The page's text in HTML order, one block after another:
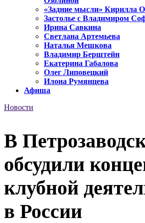
«Задние мысли» Кирилла
Застолье с Владимиром
Ирина Савкина
Светлана Артемьева
Наталья Мешкова
Владимир Берштейн
Екатерина Габалова
Олег Липовецкий
Илона Румянцева
Афиша
Новости
В
обсудили
клубной
в России